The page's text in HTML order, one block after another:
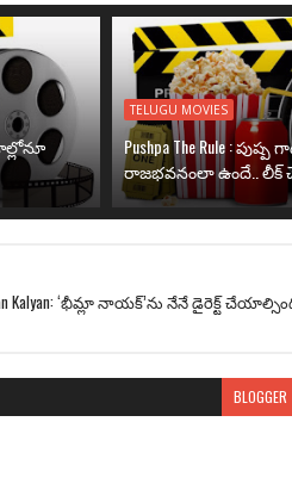
TELUGU MOVIES
Pushpa The Rule :
రాజభవనంలా ఉందే.. లీక్
Kalyan: ‘భీమ్లా నాయక్’ను నేనే డైరెక్ట్
BLOGGER